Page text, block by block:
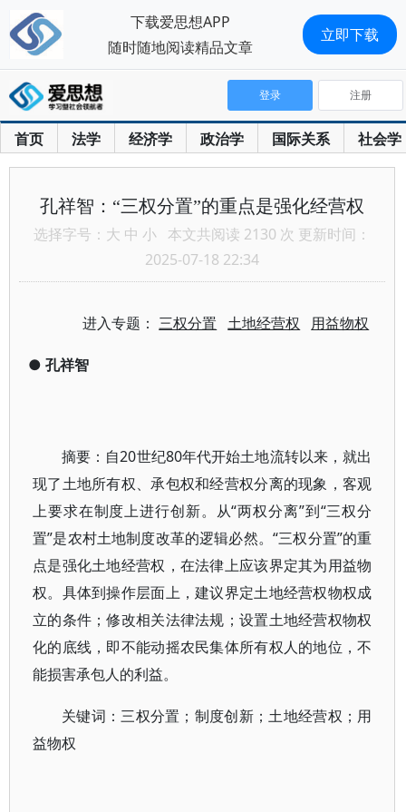
首页 法学 经济学 政治学 国际关系 社会学
登录 注册
孔祥智：“三权分置”的重点是强化经营权
选择字号： 大 中 小 本文共阅读 2130 次 更新时间：
2025-07-18 22:34
进入专题：三权分置 土地经营权 用益物权
● 孔祥智
摘要：自20世纪80年代开始土地流转以来，就出
现了土地所有权、承包权和经营权分离的现象，客观
上要求在制度上进行创新。从“两权分离”到“三权分
置”是农村土地制度改革的逻辑必然。“三权分置”的重
点是强化土地经营权，在法律上应该界定其为用益物
权。具体到操作层面上，建议界定土地经营权物权成
立的条件；修改相关法律法规；设置土地经营权物权
化的底线，即不能动摇农民集体所有权人的地位，不
能损害承包人的利益。
关键词：三权分置；制度创新；土地经营权；用
益物权
下载爱思想APP
随时随地阅读精品文章
立即下载